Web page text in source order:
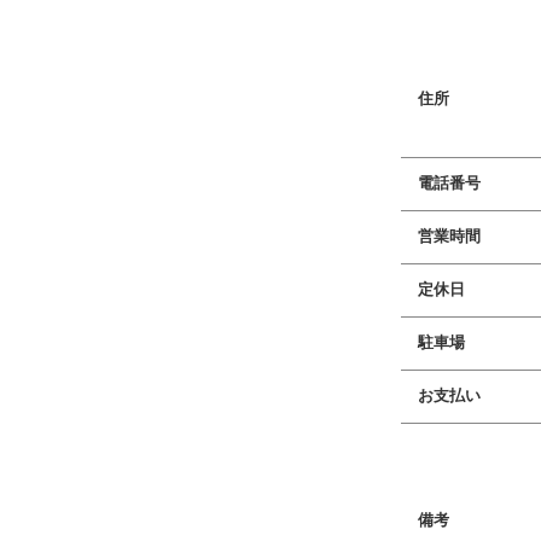
住所
電話番号
営業時間
定休日
駐車場
お支払い
備考